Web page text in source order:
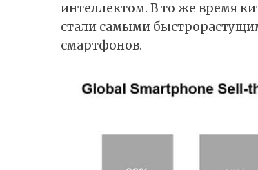
интеллектом. В то же время
стали самыми
смартфонов.